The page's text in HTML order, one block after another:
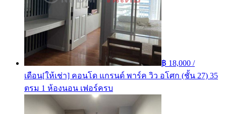
฿ 18,000 /
เดือน[ให้เช่า] คอนโด แกรนด์ พาร์ค วิว อโศก (ชั้น 27) 35
ตรม 1 ห้องนอน เฟอร์ครบ